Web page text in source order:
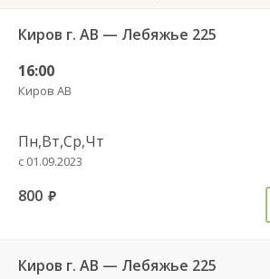
Киров г. АВ — Лебяжье 225
16:00
Киров АВ
Пн,Вт,Ср,Чт
с 01.09.2023
800 руб.
Киров г. АВ — Лебяжье 225